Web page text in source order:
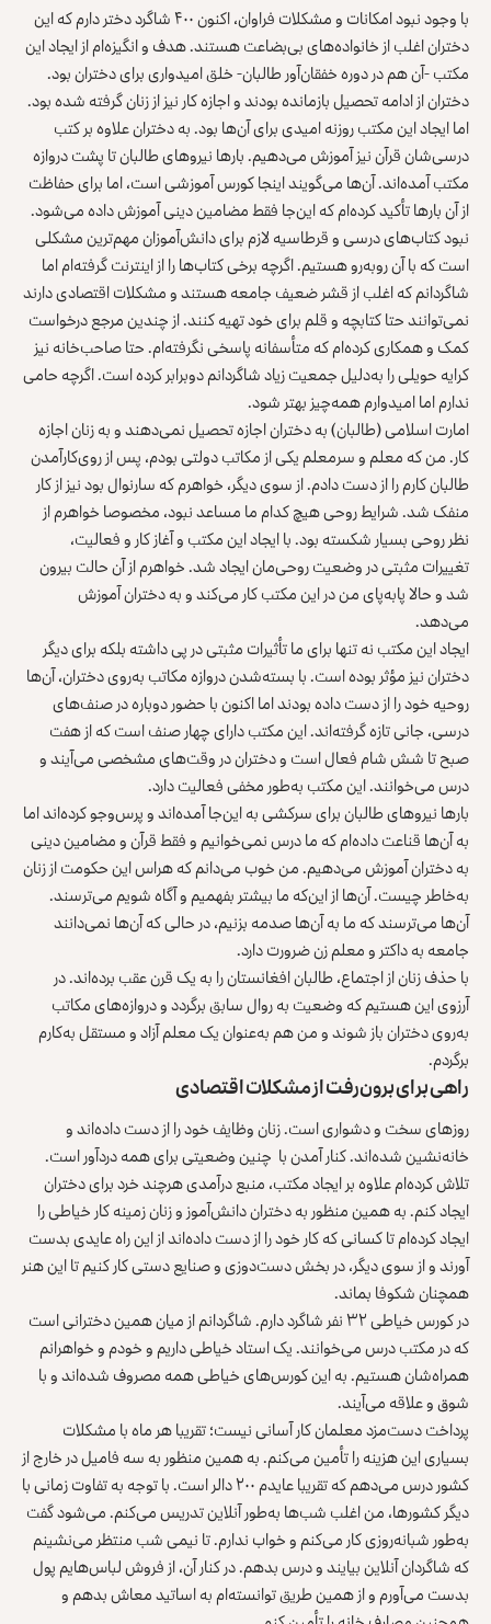
با وجود نبود امکانات و مشکلات فراوان، اکنون ۴۰۰ شاگرد دختر دارم که این
دختران اغلب از خانواده‌های بی‌بضاعت هستند. هدف و انگیزه‌ام از ایجاد این
مکتب -آن هم در دوره خفقان‌آور طالبان- خلق امیدواری برای دختران بود.
دختران از ادامه تحصیل بازمانده بودند و اجازه کار نیز از زنان گرفته شده بود.
اما ایجاد این مکتب روزنه‌ امیدی برای آن‌ها بود. به دختران علاوه بر کتب
درسی‌شان قرآن نیز آموزش می‌دهیم. بارها نیروهای طالبان تا پشت دروازه
مکتب آمده‌اند. آن‌ها می‌گویند اینجا کورس آموزشی است، اما برای حفاظت
از آن بارها تأکید کرده‌ام که این‌جا فقط مضامین دینی آموزش داده می‌شود.
نبود کتاب‌های درسی و قرطاسیه لازم برای دانش‌آموزان مهم‌ترین مشکلی
است که با آن روبه‌رو هستیم. اگرچه برخی کتاب‌ها را از اینترنت گرفته‌ام اما
شاگردانم که اغلب از قشر ضعیف جامعه هستند و مشکلات اقتصادی دارند
نمی‌توانند حتا کتابچه و قلم برای خود تهیه کنند. از چندین مرجع درخواست
کمک و همکاری کرده‌ام که متأسفانه پاسخی نگرفته‌ام. حتا صاحب‌خانه نیز
کرایه حویلی را به‌دلیل جمعیت زیاد شاگردانم دوبرابر کرده است. اگرچه حامی
ندارم اما امیدوارم همه‌چیز بهتر شود.
امارت اسلامی (طالبان) به دختران اجازه تحصیل نمی‌دهند و به زنان اجازه
کار. من که معلم و سرمعلم یکی از مکاتب دولتی بودم، پس از روی‌کارآمدن
طالبان کارم را از دست دادم. از سوی دیگر، خواهرم که سارنوال بود نیز از کار
منفک شد. شرایط روحی هیچ کدام ما مساعد نبود، مخصوصا خواهرم از
نظر روحی بسیار شکسته بود. با ایجاد این مکتب و آغاز کار و فعالیت،
تغییرات مثبتی در وضعیت روحی‌مان ایجاد شد. خواهرم از آن حالت بیرون
شد و حالا پابه‌پای من در این مکتب کار می‌کند و به دختران آموزش
می‌دهد.
ایجاد این مکتب نه تنها برای ما تأثیرات مثبتی در پی داشته بلکه برای دیگر
دختران نیز مؤثر بوده است. با بسته‌شدن دروازه مکاتب به‌روی دختران، آن‌ها
روحیه خود را از دست داده‌ بودند اما اکنون با حضور دوباره در صنف‌های
درسی، جانی تازه گرفته‌اند. این مکتب دارای چهار صنف است که از هفت
صبح تا شش شام فعال است و دختران در وقت‌های مشخصی می‌آیند و
درس می‌خوانند. این مکتب به‌طور مخفی فعالیت دارد.
بارها نیروهای طالبان برای سرکشی به این‌جا آمده‌اند و پرس‌وجو کرده‌اند اما
به آن‌ها قناعت داده‌ام که ما درس نمی‌خوانیم و فقط قرآن و مضامین دینی
به دختران آموزش می‌دهیم. من خوب می‌دانم که هراس این حکومت از زنان
به‌خاطر چیست. آن‌ها از این‌که ما بیشتر بفهمیم و آگاه شویم می‌ترسند.
آن‌ها می‌ترسند که ما به آن‌ها صدمه بزنیم، در حالی که آن‌ها نمی‌دانند
جامعه به داکتر و معلم زن ضرورت دارد.
با حذف زنان از اجتماع، طالبان افغانستان را به یک قرن عقب برده‌اند. در
آرزوی این هستیم که وضعیت به روال سابق برگردد و دروازه‌های مکاتب
به‌روی دختران باز شوند و من هم به‌عنوان یک معلم آزاد و مستقل به‌کارم
برگردم.
راهی برای برون‌رفت از مشکلات اقتصادی
روزهای سخت و دشواری است. زنان وظایف خود را از دست داده‌اند و
خانه‌نشین شده‌اند. کنار آمدن با چنین وضعیتی برای همه دردآور است.
تلاش کرده‌ام علاوه بر ایجاد مکتب، منبع درآمدی هرچند خرد برای دختران
ایجاد کنم. به همین منظور به دختران دانش‌آموز و زنان زمینه کار خیاطی را
ایجاد کرده‌ام تا کسانی که کار خود را از دست داده‌اند از این راه عایدی بدست
آورند و از سوی دیگر، در بخش دست‌دوزی و صنایع دستی کار کنیم تا این هنر
همچنان شکوفا بماند.
در کورس خیاطی ۳۲ نفر شاگرد دارم. شاگردانم از میان همین دخترانی است
که در مکتب درس می‌خوانند. یک استاد خیاطی داریم و خودم و خواهرانم
همراه‌شان هستیم. به این کورس‌های خیاطی همه مصروف شده‌اند و با
شوق و علاقه می‌آیند.
پرداخت دست‌مزد معلمان کار آسانی نیست؛ تقریبا هر ماه با مشکلات
بسیاری این هزینه را تأمین می‌کنم. به همین منظور به سه فامیل در خارج از
کشور درس می‌دهم که تقریبا عایدم ۲۰۰ دالر است. با توجه به تفاوت زمانی با
دیگر کشورها، من اغلب شب‌ها به‌طور آنلاین تدریس می‌کنم. می‌شود گفت
به‌طور شبانه‌روزی کار می‌کنم و خواب ندارم. تا نیمی شب منتظر می‌نشینم
که شاگردان آنلاین بیایند و درس بدهم. در کنار آن، از فروش لباس‌هایم پول
بدست می‌آورم و از همین طریق توانسته‌ام به اساتید معاش بدهم و